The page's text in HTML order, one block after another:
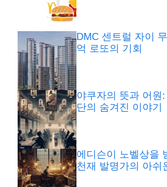
DMC 센트럴 자이
억 로또의 기회
야쿠자의 뜻과 어원
단의 숨겨진 이야기
에디슨이 노벨상을
천재 발명가의 아쉬